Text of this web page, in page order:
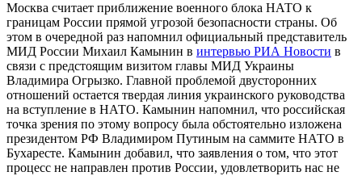
Москва считает приближение военного блока НАТО к
границам России прямой угрозой безопасности страны. Об
этом в очередной раз напомнил официальный представитель
МИД России Михаил Камынин в интервью РИА Новости в
связи с предстоящим визитом главы МИД Украины
Владимира Огрызко. Главной проблемой двусторонних
отношений остается твердая линия украинского руководства
на вступление в НАТО. Камынин напомнил, что российская
точка зрения по этому вопросу была обстоятельно изложена
президентом РФ Владимиром Путиным на саммите НАТО в
Бухаресте. Камынин добавил, что заявления о том, что этот
процесс не направлен против России, удовлетворить нас не